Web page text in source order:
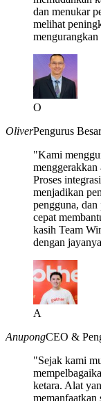
dan menukar
melihat
O
OliverPengurus
"Kami
menggerakkan
Proses
menjadikan
pengguna, dan
cepat
kasih Team
dengan
A
AnupongCEO &
"Sejak kami
ketara. Alat
memanfaatkan